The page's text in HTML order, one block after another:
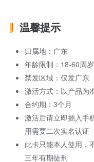
温馨提示
归属地：广东
年龄限制：18-60周岁
禁发区域：仅发广东
激活方式：以产品为
合约期：3个月
激活后请立即插入手
用需要二次实名认证
此卡只能本人使用，
三年有期徒刑